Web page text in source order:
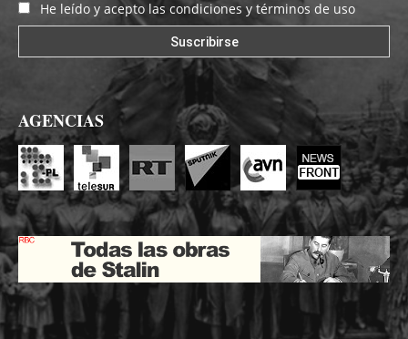
He leído y acepto las condiciones y términos de uso
AGENCIAS